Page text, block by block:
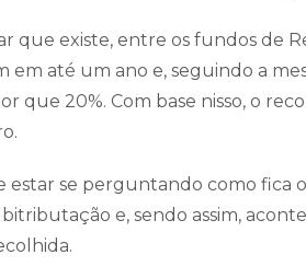
que existe, entre os fundos de
em até um ano e, seguindo a
que 20%. Com base nisso, o
estar se perguntando como
e, sendo assim,